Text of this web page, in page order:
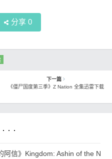
分享 0
下一篇
《僵尸国度第三季》Z Nation 全集迅雷下载
· ·
阿信》Kingdom: Ashin of the N